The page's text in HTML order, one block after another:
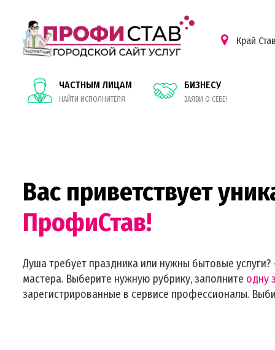
Край
ЧАСТНЫМ ЛИЦАМ
НАЙТИ ИСПОЛНИТЕЛЯ
БИЗНЕСУ
ЗАЯВИ О СЕБЕ!
Вас приветствует
ПрофиСтав!
Душа требует праздника или нужны бытовые
мастера. Выберите нужную рубрику, заполните одну
зарегистрированные в сервисе профессионалы.